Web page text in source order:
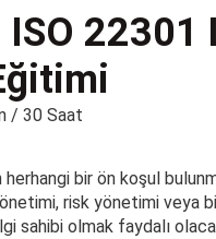
22301
/ 30 Saat
bir ön koşul
risk yönetimi veya
sahibi olmak faydalı